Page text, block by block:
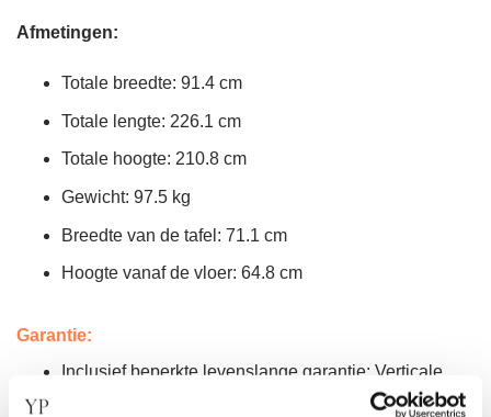
Afmetingen:
Totale breedte: 91.4 cm
Totale lengte: 226.1 cm
Totale hoogte: 210.8 cm
Gewicht: 97.5 kg
Breedte van de tafel: 71.1 cm
Hoogte vanaf de vloer: 64.8 cm
Garantie:
Inclusief beperkte levenslange garantie: Verticale
stangen en frame, tevens bijbehorend laswerk